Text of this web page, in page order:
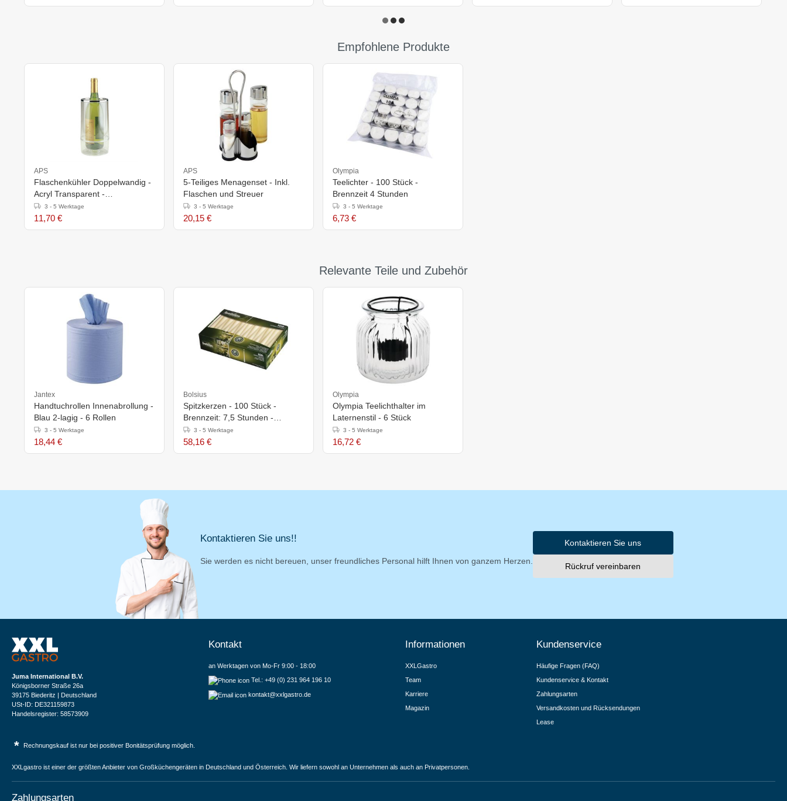
Empfohlene Produkte
APS
Flaschenkühler Doppelwandig -
Acryl Transparent -
Ø120mmx(h)230mm
3 - 5 Werktage
11,70 €
APS
5-Teiliges Menagenset - Inkl.
Flaschen und Streuer
3 - 5 Werktage
20,15 €
Olympia
Teelichter - 100 Stück -
Brennzeit 4 Stunden
3 - 5 Werktage
6,73 €
Relevante Teile und Zubehör
Jantex
Handtuchrollen Innenabrollung -
Blau 2-lagig - 6 Rollen
3 - 5 Werktage
18,44 €
Bolsius
Spitzkerzen - 100 Stück -
Brennzeit: 7,5 Stunden -
Erhältlich in 2 Farben
3 - 5 Werktage
58,16 €
Olympia
Olympia Teelichthalter im
Laternenstil - 6 Stück
3 - 5 Werktage
16,72 €
Kontaktieren Sie uns!!
Sie werden es nicht bereuen, unser freundliches Personal hilft Ihnen von ganzem Herzen.
Kontaktieren Sie uns
Rückruf vereinbaren
Juma International B.V.
Königsborner Straße 26a
39175 Biederitz | Deutschland
USt-ID: DE321159873
Handelsregister: 58573909
Kontakt
an Werktagen von Mo-Fr 9:00 - 18:00
Tel.: +49 (0) 231 964 196 10
kontakt@xxlgastro.de
Informationen
XXLGastro
Team
Karriere
Magazin
Kundenservice
Häufige Fragen (FAQ)
Kundenservice & Kontakt
Zahlungsarten
Versandkosten und Rücksendungen
Lease
* Rechnungskauf ist nur bei positiver Bonitätsprüfung möglich.
XXLgastro ist einer der größten Anbieter von Großküchengeräten in Deutschland und Österreich. Wir liefern sowohl an Unternehmen als auch an Privatpersonen.
Zahlungsarten